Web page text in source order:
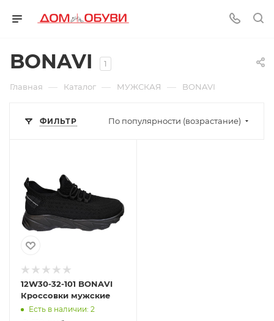
BONAVI 1
Главная — Каталог — МУЖСКАЯ — BONAVI
ФИЛЬТР По популярности (возрастание)
12W30-32-101 BONAVI
Кроссовки мужские
Есть в наличии: 2